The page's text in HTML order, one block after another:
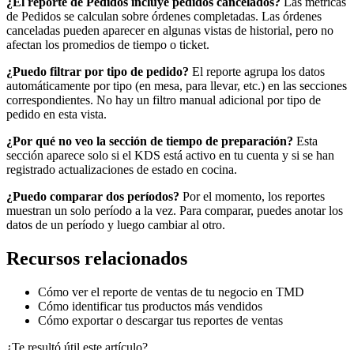
de Pedidos se calculan sobre órdenes completadas. Las órdenes
canceladas pueden aparecer en algunas vistas de historial, pero no
afectan los promedios de tiempo o ticket.
¿Puedo filtrar por tipo de pedido? El reporte agrupa los datos
automáticamente por tipo (en mesa, para llevar, etc.) en las secciones
correspondientes. No hay un filtro manual adicional por tipo de
pedido en esta vista.
¿Por qué no veo la sección de tiempo de preparación? Esta
sección aparece solo si el KDS está activo en tu cuenta y si se han
registrado actualizaciones de estado en cocina.
¿Puedo comparar dos períodos? Por el momento, los reportes
muestran un solo período a la vez. Para comparar, puedes anotar los
datos de un período y luego cambiar al otro.
Recursos relacionados
Cómo ver el reporte de ventas de tu negocio en TMD
Cómo identificar tus productos más vendidos
Cómo exportar o descargar tus reportes de ventas